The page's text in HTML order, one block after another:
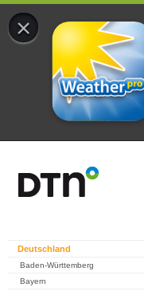
×
Deutschland
Baden-Württemberg
Bayern